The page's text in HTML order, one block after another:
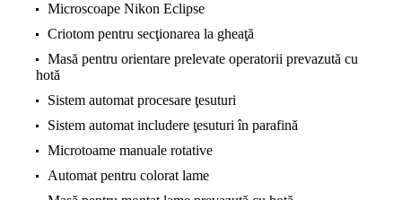
Microscoape Nikon Eclipse
Criotom pentru secţionarea la gheaţă
Masă pentru orientare prelevate operatorii prevazută cu
hotă
Sistem automat procesare ţesuturi
Sistem automat includere ţesuturi în parafină
Microtoame manuale rotative
Automat pentru colorat lame